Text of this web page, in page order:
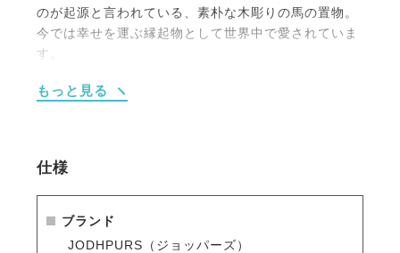
のが起源と言われている、素朴な木彫りの馬の置物。
今では幸せを運ぶ縁起物として世界中で愛されていま
す。
リアには欠かせないアイテム。
がりが異なります。
サイズ違いのLサイズと並べて置くとさらにオシャレ
に。
もっと見る
仕様
ブランド
JODHPURS（ジョッパーズ）